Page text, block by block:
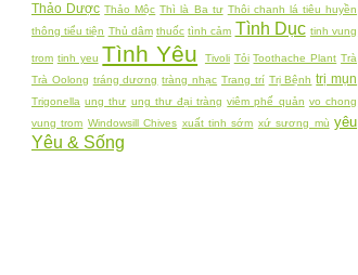
Thảo Dược Thảo Mộc Thì là Ba tư Thôi chanh lá tiêu huyền
thông tiểu tiện Thủ dâm thuốc tình cảm Tình Dục tinh vung
trom tinh yeu Tình Yêu Tivoli Tỏi Toothache Plant Trà
Trà Oolong tráng dương tràng nhạc Trang trí Trị Bệnh trị mụn
Trigonella ung thư ung thư đại tràng viêm phế quản vo chong
vung trom Windowsill Chives xuất tinh sớm xứ sương mù yêu
Yêu & Sống